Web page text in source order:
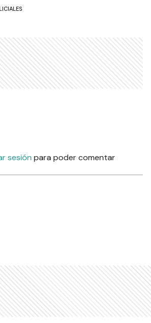
sesión para poder comentar